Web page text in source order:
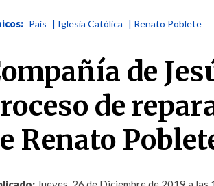
País | Iglesia Católica | Renato Poblete
de
de
Renato